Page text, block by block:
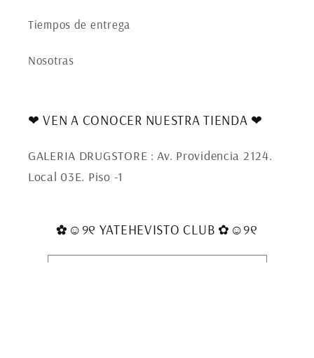
Tiempos de entrega
Nosotras
❤ VEN A CONOCER NUESTRA TIENDA ❤
GALERIA DRUGSTORE : Av. Providencia 2124.
Local 03E. Piso -1
✿☺︎୨୧ YATEHEVISTO CLUB ✿☺︎୨୧